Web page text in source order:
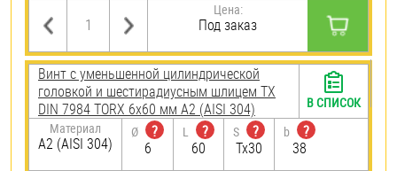
Цена:
Под заказ
Винт с уменьшенной цилиндрической
головкой и шестирадиусным шлицем TX
DIN 7984 TORX 6х60 мм А2 (AISI 304)
Материал
А2 (AISI 304)
Ø
?
6
L
?
60
S
?
Tx30
b
?
38
В СПИСОК